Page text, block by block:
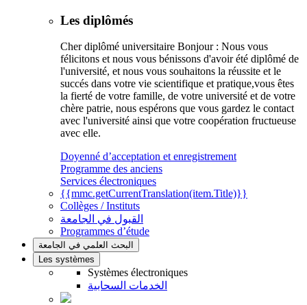
Les diplômés
Cher diplômé universitaire Bonjour : Nous vous
félicitons et nous vous bénissons d'avoir été diplômé de
l'université, et nous vous souhaitons la réussite et le
succés dans votre vie scientifique et pratique,vous êtes
la fierté de votre famille, de votre université et de votre
chère patrie, nous espérons que vous gardez le contact
avec l'université ainsi que votre coopération fructueuse
avec elle.
Doyenné d’acceptation et enregistrement
Programme des anciens
Services électroniques
{{mmc.getCurrentTranslation(item.Title)}}
Collèges / Instituts
القبول في الجامعة
Programmes d’étude
البحث العلمي في الجامعة
Les systèmes
Systèmes électroniques
الخدمات السحابية